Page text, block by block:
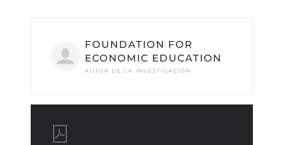
FOUNDATION FOR
ECONOMIC EDUCATION
AUTOR DE LA INVESTIGACIÓN